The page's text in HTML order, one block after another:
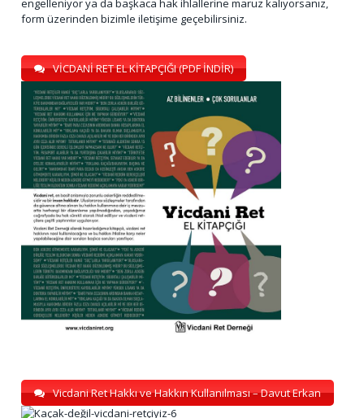
engelleniyor ya da başkaca hak ihlallerine maruz kalıyorsanız,
form üzerinden bizimle iletişime geçebilirsiniz.
VİCDANİ RET EL KİTAPÇIĞI (PDF İNDİR)
Vicdani Ret Hakkı ve Hakkın Kullanılması – Davut Erkan